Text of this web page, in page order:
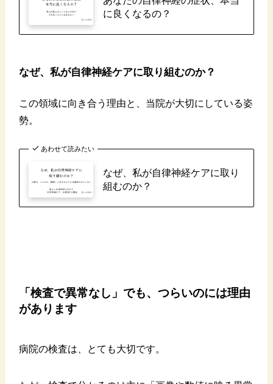
に良くなるの？
なぜ、私が自律神経ケアに取り組むのか？
この領域に向き合う理由と、当院が大切にしている姿
勢。
あわせて読みたい
なぜ、私が自律神経ケアに取り
組むのか？
「検査で異常なし」でも、つらいのには理由
があります
病院の検査は、とても大切です。